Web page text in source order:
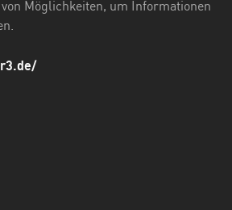
Möglichkeiten, um Informationen